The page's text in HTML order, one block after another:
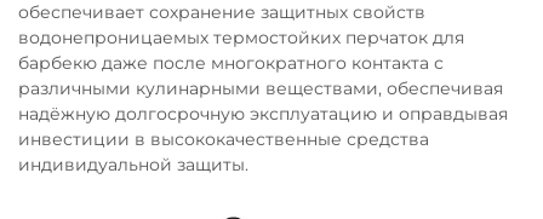
обеспечивает сохранение защитных свойств
водонепроницаемых термостойких перчаток для
барбекю даже после многократного контакта с
различными кулинарными веществами, обеспечивая
надёжную долгосрочную эксплуатацию и оправдывая
инвестиции в высококачественные средства
индивидуальной защиты.